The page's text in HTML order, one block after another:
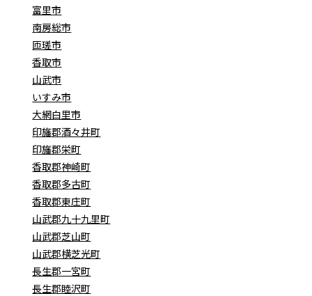
富里市
南房総市
匝瑳市
香取市
山武市
いすみ市
大網白里市
印旛郡酒々井町
印旛郡栄町
香取郡神崎町
香取郡多古町
香取郡東庄町
山武郡九十九里町
山武郡芝山町
山武郡横芝光町
長生郡一宮町
長生郡睦沢町